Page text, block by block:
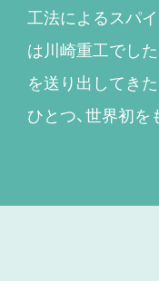
工法によるスパ
は川崎重工でし
を送り出してき
ひとつ、世界初を